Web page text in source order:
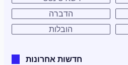
הדברה
הובלות
חדשות אחרונות